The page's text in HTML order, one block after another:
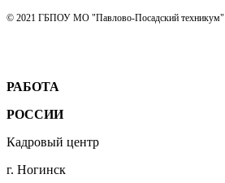
© 2021 ГБПОУ МО "Павлово-Посадский техникум"
РАБОТА
РОССИИ
Кадровый центр
г. Ногинск